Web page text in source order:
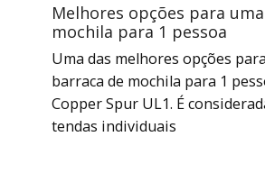
Melhores opções para
mochila para 1 pessoa
Uma das melhores opções
barraca de mochila para 1
Copper Spur UL1. É
tendas individuais